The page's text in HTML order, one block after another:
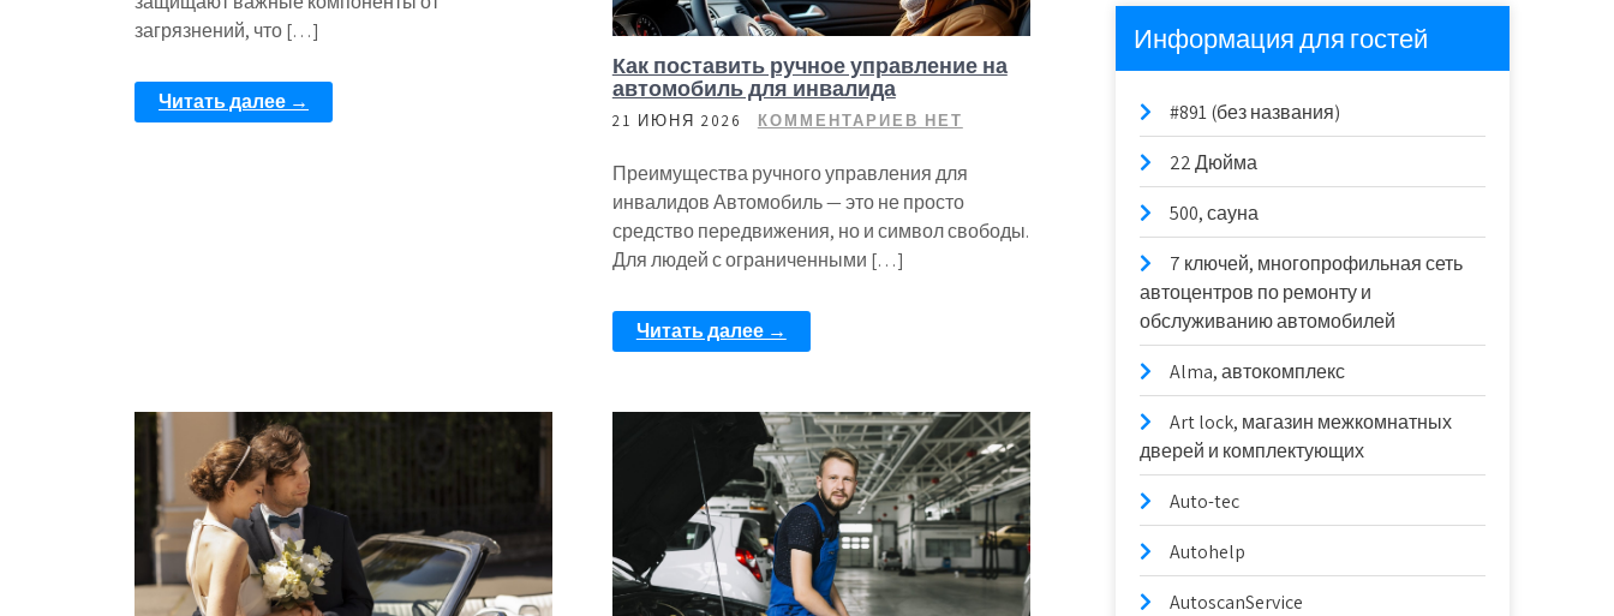
загрязнений, что […]
Читать далее →
Как поставить ручное управление на
автомобиль для инвалида
21 ИЮНЯ 2026 КОММЕНТАРИЕВ НЕТ
Преимущества ручного управления для
инвалидов Автомобиль — это не просто
средство передвижения, но и символ свободы.
Для людей с ограниченными […]
Читать далее →
Информация для гостей
#891 (без названия)
22 Дюйма
500, сауна
7 ключей, многопрофильная сеть
автоцентров по ремонту и
обслуживанию автомобилей
Alma, автокомплекс
Art lock, магазин межкомнатных
дверей и комплектующих
Auto-tec
Autohelp
AutoscanService